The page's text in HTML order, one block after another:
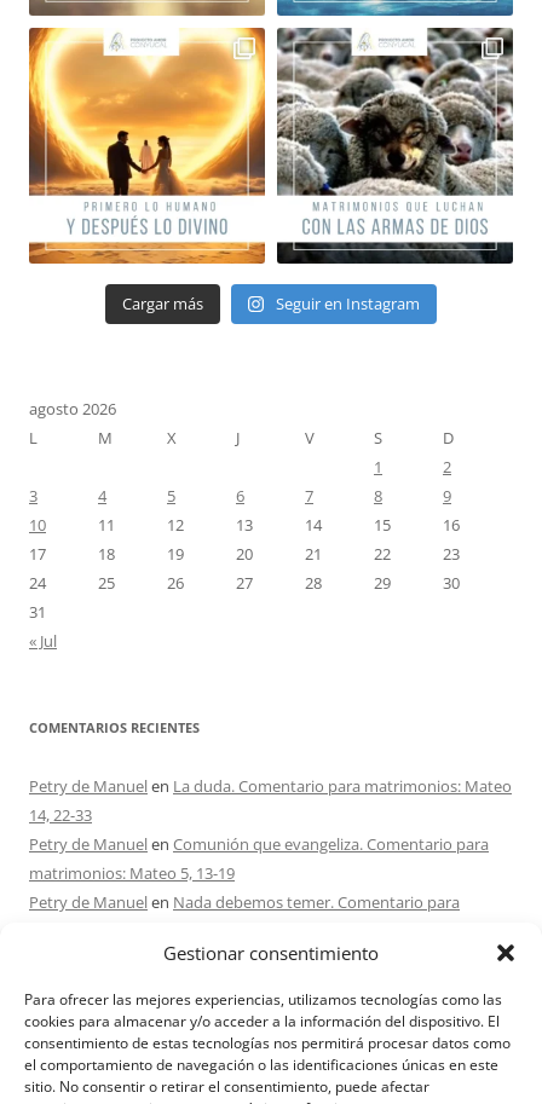
Gestionar consentimiento
Para ofrecer las mejores experiencias, utilizamos tecnologías como las
cookies para almacenar y/o acceder a la información del dispositivo. El
consentimiento de estas tecnologías nos permitirá procesar datos como
el comportamiento de navegación o las identificaciones únicas en este
sitio. No consentir o retirar el consentimiento, puede afectar
Cargar más Seguir en Instagram
agosto 2026
L
M X J V S
D
1
2
3
4 5 6 7 8
9
10
11 12 13 14 15
16
17
18 19 20 21 22
23
24
25 26 27 28 29
30
31
« Jul
COMENTARIOS RECIENTES
Petry de Manuelen La duda. Comentario para matrimonios: Mateo
14, 22-33
Petry de Manuelen Comunión que evangeliza. Comentario para
matrimonios: Mateo 5, 13-19
Petry de Manuelen Nada debemos temer. Comentario para
Nada debemos temer. Comentario para
matrimonios: Mateo 17, 1-9
Ana rosa caicedoenConfío en Ti. Comentario para matrimonios:
Mateo 15, 21-28